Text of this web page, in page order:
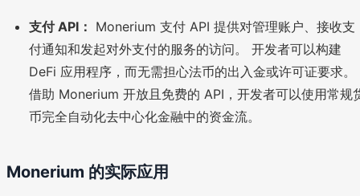
支付 API： Monerium 支付 API 提供对管理账户、接收支
付通知和发起对外支付的服务的访问。 开发者可以构建
DeFi 应用程序，而无需担心法币的出入金或许可证要求。
借助 Monerium 开放且免费的 API，开发者可以使用常规
币完全自动化去中心化金融中的资金流。
Monerium 的实际应用